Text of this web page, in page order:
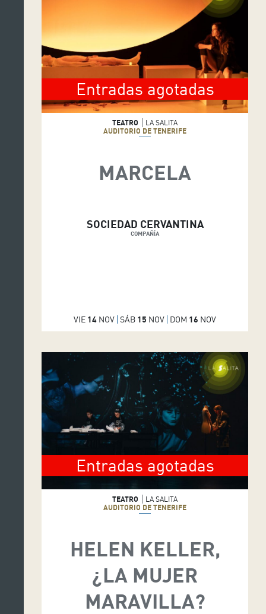
Entradas agotadas
TEATRO
LA SALITA
AUDITORIO DE TENERIFE
MARCELA
SOCIEDAD CERVANTINA
COMPAÑÍA
VIE 14 NOV SÁB 15 NOV DOM 16 NOV
Entradas agotadas
TEATRO
LA SALITA
AUDITORIO DE TENERIFE
HELEN KELLER,
¿LA MUJER
MARAVILLA?